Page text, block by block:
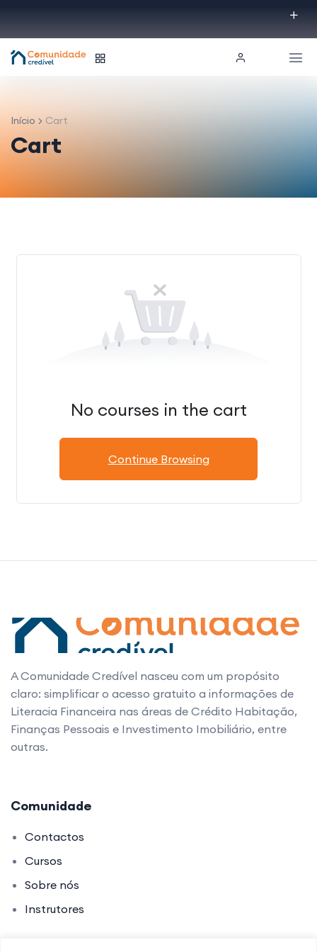
Início Cart
Cart
No courses in the cart
Continue Browsing
A Comunidade Credível nasceu com um propósito
claro: simplificar o acesso gratuito a informações de
Literacia Financeira nas áreas de Crédito Habitação,
Finanças Pessoais e Investimento Imobiliário, entre
outras.
Comunidade
Contactos
Cursos
Sobre nós
Instrutores